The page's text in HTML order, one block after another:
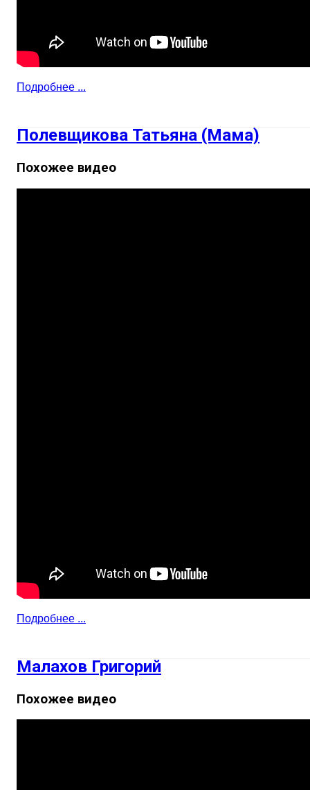
Подробнее ...
Полевщикова Татьяна (Мама)
Похожее видео
Подробнее ...
Малахов Григорий
Похожее видео